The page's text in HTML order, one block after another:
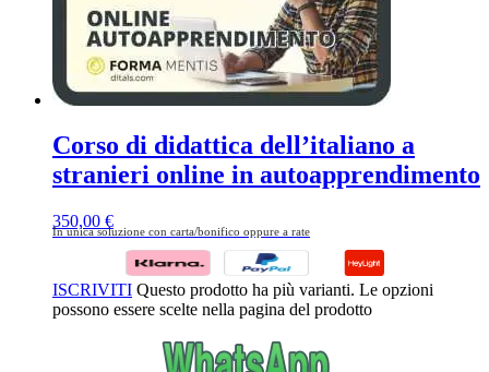
Corso di didattica dell’italiano a
stranieri online in autoapprendimento
350,00 €
In unica soluzione con carta/bonifico oppure a rate
ISCRIVITI Questo prodotto ha più varianti. Le opzioni
possono essere scelte nella pagina del prodotto